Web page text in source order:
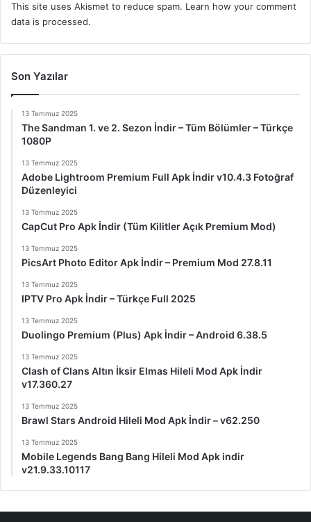
This site uses Akismet to reduce spam. Learn how your comment
data is processed.
Son Yazılar
13 Temmuz 2025
The Sandman 1. ve 2. Sezon İndir – Tüm Bölümler – Türkçe
1080P
13 Temmuz 2025
Adobe Lightroom Premium Full Apk İndir v10.4.3 Fotoğraf
Düzenleyici
13 Temmuz 2025
CapCut Pro Apk İndir (Tüm Kilitler Açık Premium Mod)
13 Temmuz 2025
PicsArt Photo Editor Apk İndir – Premium Mod 27.8.11
13 Temmuz 2025
IPTV Pro Apk İndir – Türkçe Full 2025
13 Temmuz 2025
Duolingo Premium (Plus) Apk İndir – Android 6.38.5
13 Temmuz 2025
Clash of Clans Altın İksir Elmas Hileli Mod Apk İndir
v17.360.27
13 Temmuz 2025
Brawl Stars Android Hileli Mod Apk İndir – v62.250
13 Temmuz 2025
Mobile Legends Bang Bang Hileli Mod Apk indir
v21.9.33.10117